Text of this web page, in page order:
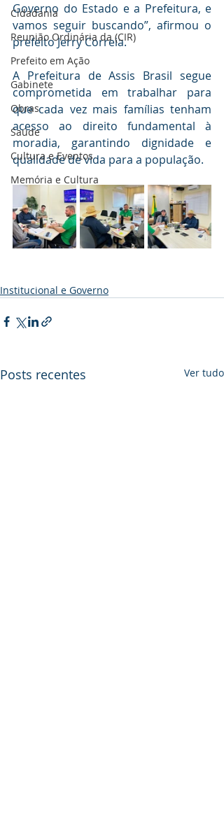
Cidadania
Reunião Ordinária da (CIR)
Prefeito em Ação
Gabinete
Obras
Saúde
Cultura e Eventos
Memória e Cultura
Governo do Estado e a Prefeitura, e
vamos seguir buscando”, afirmou o
prefeito Jerry Correia.
A Prefeitura de Assis Brasil segue
comprometida em trabalhar para
que cada vez mais famílias tenham
acesso ao direito fundamental à
moradia, garantindo dignidade e
qualidade de vida para a população.
Institucional e Governo
Posts recentes Ver tudo